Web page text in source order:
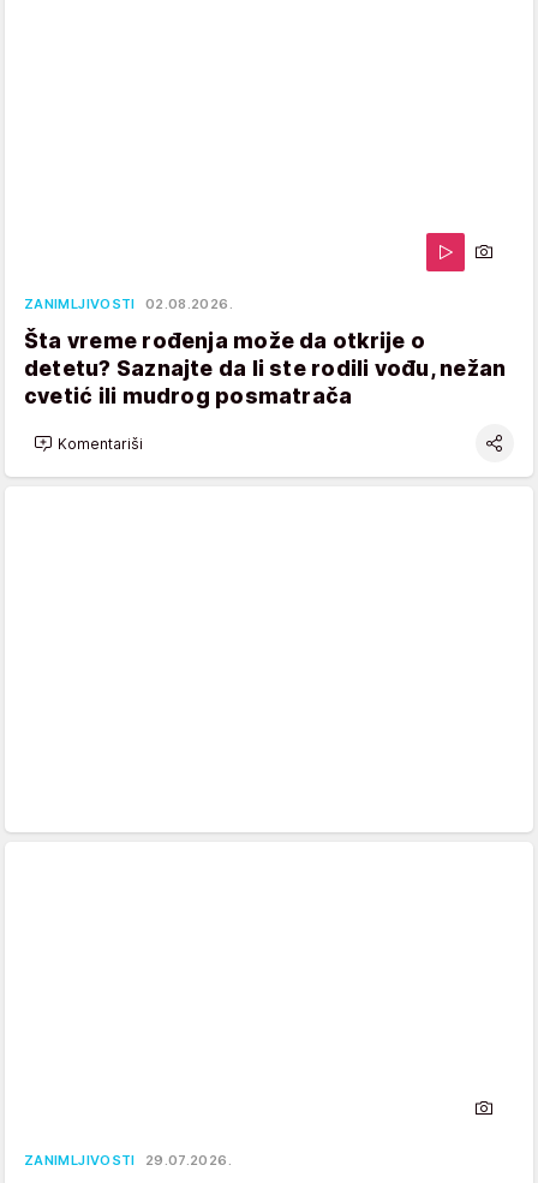
ZANIMLJIVOSTI 02.08.2026.
Šta vreme rođenja može da otkrije o
detetu? Saznajte da li ste rodili vođu, nežan
cvetić ili mudrog posmatrača
Komentariši
ZANIMLJIVOSTI 29.07.2026.